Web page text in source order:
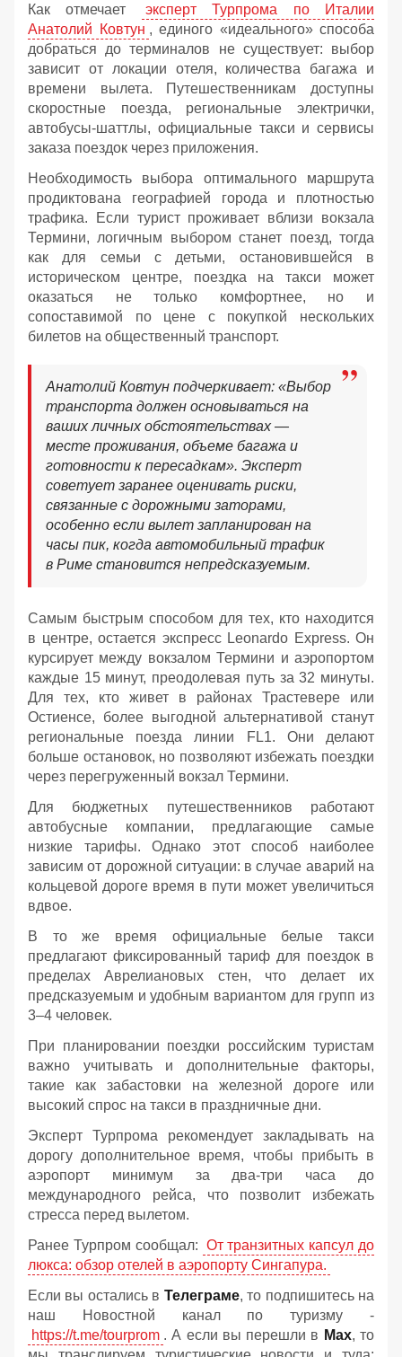
Как отмечает
эксперт Турпрома по Италии
Анатолий Ковтун , единого «идеального» способа
добраться до терминалов не существует: выбор
зависит от локации отеля, количества багажа и
времени вылета. Путешественникам доступны
скоростные поезда, региональные электрички,
автобусы-шаттлы, официальные такси и сервисы
заказа поездок через приложения.
Необходимость выбора оптимального маршрута
продиктована географией города и плотностью
трафика. Если турист проживает вблизи вокзала
Термини, логичным выбором станет поезд, тогда
как для семьи с детьми, остановившейся в
историческом центре, поездка на такси может
оказаться не только комфортнее, но и
сопоставимой по цене с покупкой нескольких
билетов на общественный транспорт.
Анатолий Ковтун подчеркивает: «Выбор
транспорта должен основываться на
ваших личных обстоятельствах —
месте проживания, объеме багажа и
готовности к пересадкам». Эксперт
советует заранее оценивать риски,
связанные с дорожными заторами,
особенно если вылет запланирован на
часы пик, когда автомобильный трафик
в Риме становится непредсказуемым.
Самым быстрым способом для тех, кто находится
в центре, остается экспресс Leonardo Express. Он
курсирует между вокзалом Термини и аэропортом
каждые 15 минут, преодолевая путь за 32 минуты.
Для тех, кто живет в районах Трастевере или
Остиенсе, более выгодной альтернативой станут
региональные поезда линии FL1. Они делают
больше остановок, но позволяют избежать поездки
через перегруженный вокзал Термини.
Для бюджетных путешественников работают
автобусные компании, предлагающие самые
низкие тарифы. Однако этот способ наиболее
зависим от дорожной ситуации: в случае аварий на
кольцевой дороге время в пути может увеличиться
вдвое.
В то же время официальные белые такси
предлагают фиксированный тариф для поездок в
пределах Аврелиановых стен, что делает их
предсказуемым и удобным вариантом для групп из
3–4 человек.
При планировании поездки российским туристам
важно учитывать и дополнительные факторы,
такие как забастовки на железной дороге или
высокий спрос на такси в праздничные дни.
Эксперт Турпрома рекомендует закладывать на
дорогу дополнительное время, чтобы прибыть в
аэропорт минимум за два-три часа до
международного рейса, что позволит избежать
стресса перед вылетом.
Ранее Турпром сообщал: От транзитных капсул до
люкса: обзор отелей в аэропорту Сингапура.
Если вы остались в Телеграме, то подпишитесь на
наш Новостной канал по туризму -
https://t.me/tourprom . А если вы перешли в Мах, то